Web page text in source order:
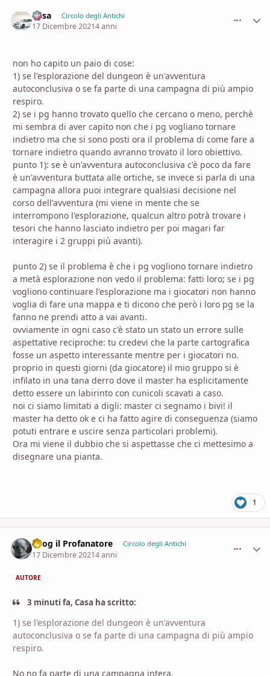
Casa Circolo degli Antichi
17 Dicembre 20214 anni
non ho capito un paio di cose:
1) se l'esplorazione del dungeon è un'avventura
autoconclusiva o se fa parte di una campagna di più ampio
respiro.
2) se i pg hanno trovato quello che cercano o meno, perchè
mi sembra di aver capito non che i pg vogliano tornare
indietro ma che si sono posti ora il problema di come fare a
tornare indietro quando avranno trovato il loro obiettivo.
punto 1): se è un'avventura autoconclusiva c'è poco da fare
è un'avventura buttata alle ortiche, se invece si parla di una
campagna allora puoi integrare qualsiasi decisione nel
corso dell'avventura (mi viene in mente che se
interrompono l'esplorazione, qualcun altro potrà trovare i
tesori che hanno lasciato indietro per poi magari far
interagire i 2 gruppi più avanti).
punto 2) se il problema è che i pg vogliono tornare indietro
a metà esplorazione non vedo il problema: fatti loro; se i pg
vogliono continuare l'esplorazione ma i giocatori non hanno
voglia di fare una mappa e ti dicono che però i loro pg se la
fanno ne prendi atto a vai avanti.
ovviamente in ogni caso c'è stato un stato un errore sulle
aspettative reciproche: tu credevi che la parte cartografica
fosse un aspetto interessante mentre per i giocatori no.
proprio in questi giorni (da giocatore) il mio gruppo si è
infilato in una tana derro dove il master ha esplicitamente
detto essere un labirinto con cunicoli scavati a caso.
noi ci siamo limitati a digli: master ci segnamo i bivi! il
master ha detto ok e ci ha fatto agire di conseguenza (siamo
potuti entrare e uscire senza particolari problemi).
Ora mi viene il dubbio che si aspettasse che ci mettesimo a
disegnare una pianta.
1
Azog il Profanatore Circolo degli Antichi
17 Dicembre 20214 anni
AUTORE
3 minuti fa, Casa ha scritto:
1) se l'esplorazione del dungeon è un'avventura
autoconclusiva o se fa parte di una campagna di più ampio
respiro.
No no fa parte di una campagna intera.